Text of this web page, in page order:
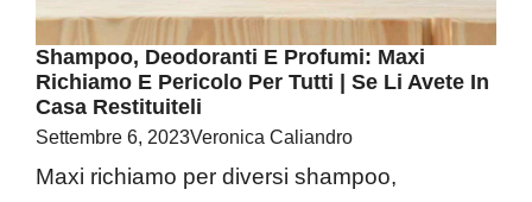
Shampoo, Deodoranti E Profumi: Maxi
Richiamo E Pericolo Per Tutti | Se Li Avete In
Casa Restituiteli
Settembre 6, 2023Veronica Caliandro
Maxi richiamo per diversi shampoo,